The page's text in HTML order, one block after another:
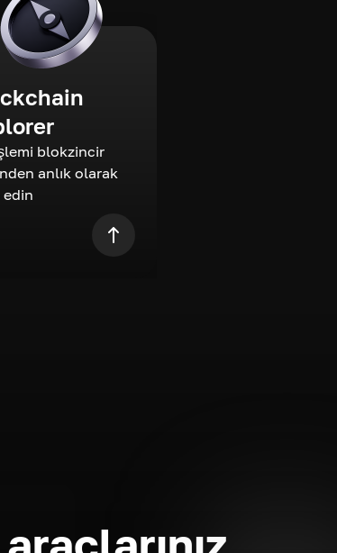
blokzincir
anlık olarak